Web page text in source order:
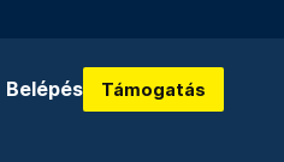
Belépés Támogatás